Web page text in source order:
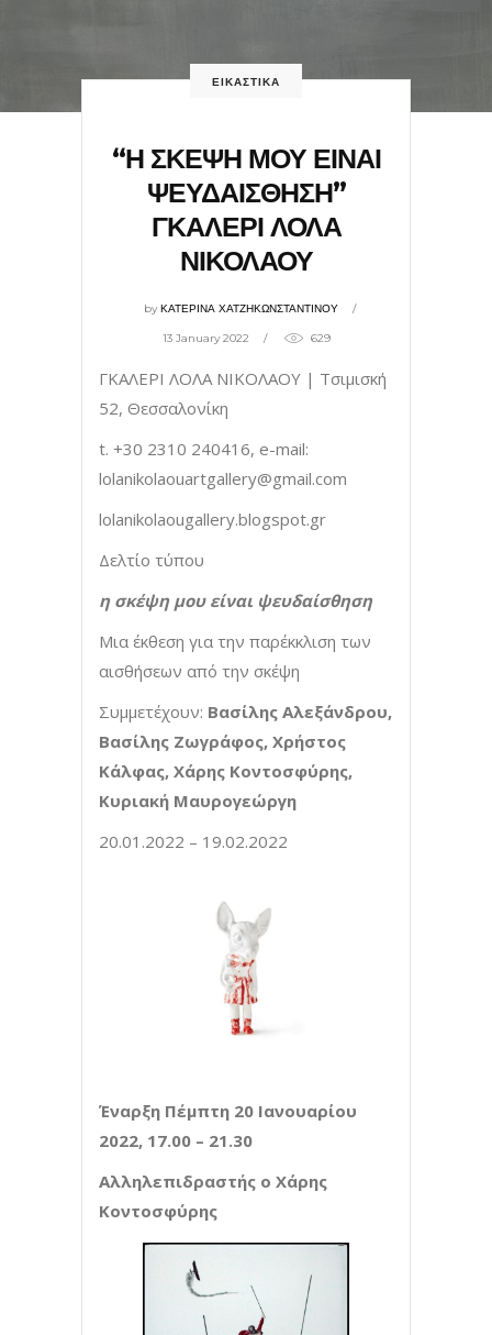
ΕΙΚΑΣΤΙΚΑ
“Η ΣΚΕΨΗ ΜΟΥ ΕΙΝΑΙ
ΨΕΥΔΑΙΣΘΗΣΗ”
ΓΚΑΛΕΡΙ ΛΟΛΑ
ΝΙΚΟΛΑΟΥ
byΚΑΤΕΡΙΝΑ ΧΑΤΖΗΚΩΝΣΤΑΝΤΙΝΟΥ
13 January 2022 629
ΓΚΑΛΕΡΙ ΛΟΛΑ ΝΙΚΟΛΑΟΥ | Τσιμισκή
52, Θεσσαλονίκη
t. +30 2310 240416, e-mail:
lolanikolaouartgallery@gmail.com
lolanikolaougallery.blogspot.gr
Δελτίο τύπου
η σκέψη μου είναι ψευδαίσθηση
Μια έκθεση για την παρέκκλιση των
αισθήσεων από την σκέψη
Συμμετέχουν: Βασίλης Αλεξάνδρου,
Βασίλης Ζωγράφος, Χρήστος
Κάλφας, Χάρης Κοντοσφύρης,
Κυριακή Μαυρογεώργη
20.01.2022 – 19.02.2022
Έναρξη Πέμπτη 20 Ιανουαρίου
2022, 17.00 – 21.30
Αλληλεπιδραστής ο Χάρης
Κοντοσφύρης